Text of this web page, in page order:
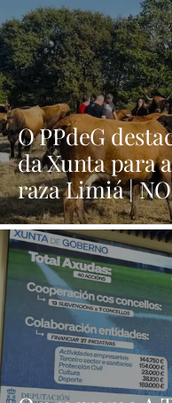
O PPdeG
da Xunta para
raza Limiá |